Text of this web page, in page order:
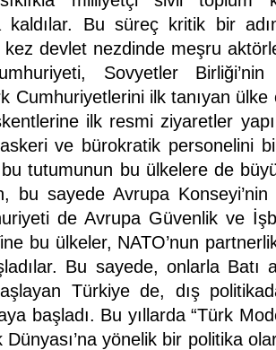
kaldılar. Bu süreç kritik bir
kez devlet nezdinde meşru
Sovyetler Birliği’nin
Cumhuriyetlerini ilk tanıyan
ilk resmi ziyaretler
ve bürokratik personelini
bu tutumunun bu ülkelere de
bu sayede Avrupa
de Avrupa Güvenlik ve
bu ülkeler, NATO’nun
Bu sayede, onlarla Batı
Türkiye de, dış
başladı. Bu yıllarda “Türk
Dünyası’na yönelik bir politika